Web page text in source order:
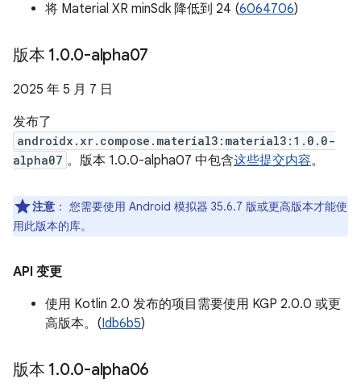
将 Material XR minSdk 降低到 24 (6064706)
版本 1.0.0-alpha07
2025 年 5 月 7 日
发布了
androidx.xr.compose.material3:material3:1.0.0-
alpha07 。版本 1.0.0-alpha07 中包含这些提交内容。
注意 ： 您需要使用 Android 模拟器 35.6.7 版或更高版本才能使
用此版本的库。
API 变更
使用 Kotlin 2.0 发布的项目需要使用 KGP 2.0.0 或更
高版本。(Idb6b5)
版本 1.0.0-alpha06